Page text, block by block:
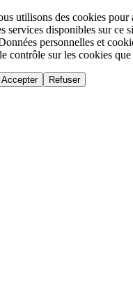
utilisons des cookies pour
services disponibles sur ce
personnelles et
contrôle sur les cookies
Accepter Refuser